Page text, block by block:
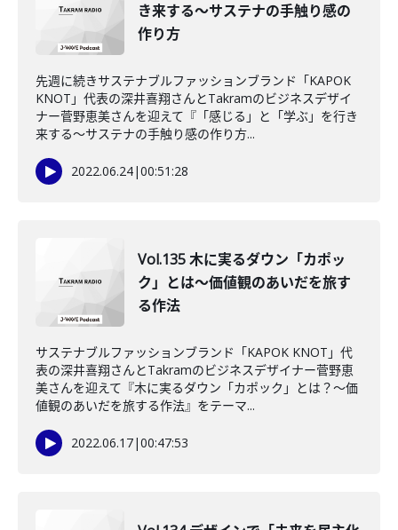
き来する～サステナの手触り感の
作り方
先週に続きサステナブルファッションブランド「KAPOK
KNOT」代表の深井喜翔さんとTakramのビジネスデザイ
ナー菅野恵美さんを迎えて『「感じる」と「学ぶ」を行き
来する～サステナの手触り感の作り方...
2022.06.24|00:51:28
Vol.135 木に実るダウン「カポッ
ク」とは～価値観のあいだを旅す
る作法
サステナブルファッションブランド「KAPOK KNOT」代
表の深井喜翔さんとTakramのビジネスデザイナー菅野恵
美さんを迎えて『木に実るダウン「カポック」とは？～価
値観のあいだを旅する作法』をテーマ...
2022.06.17|00:47:53